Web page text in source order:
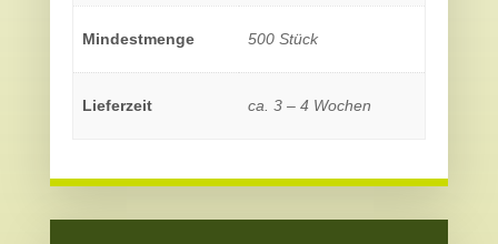
Mindestmenge 500 Stück
Lieferzeit ca. 3 – 4 Wochen